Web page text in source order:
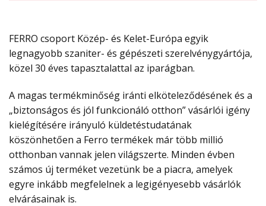
FERRO csoport Közép- és Kelet-Európa egyik
legnagyobb szaniter- és gépészeti szerelvénygyártója,
közel 30 éves tapasztalattal az iparágban.
A magas termékminőség iránti elköteleződésének és a
„biztonságos és jól funkcionáló otthon” vásárlói igény
kielégítésére irányuló küldetéstudatának
köszönhetően a Ferro termékek már több millió
otthonban vannak jelen világszerte. Minden évben
számos új terméket vezetünk be a piacra, amelyek
egyre inkább megfelelnek a legigényesebb vásárlók
elvárásainak is.